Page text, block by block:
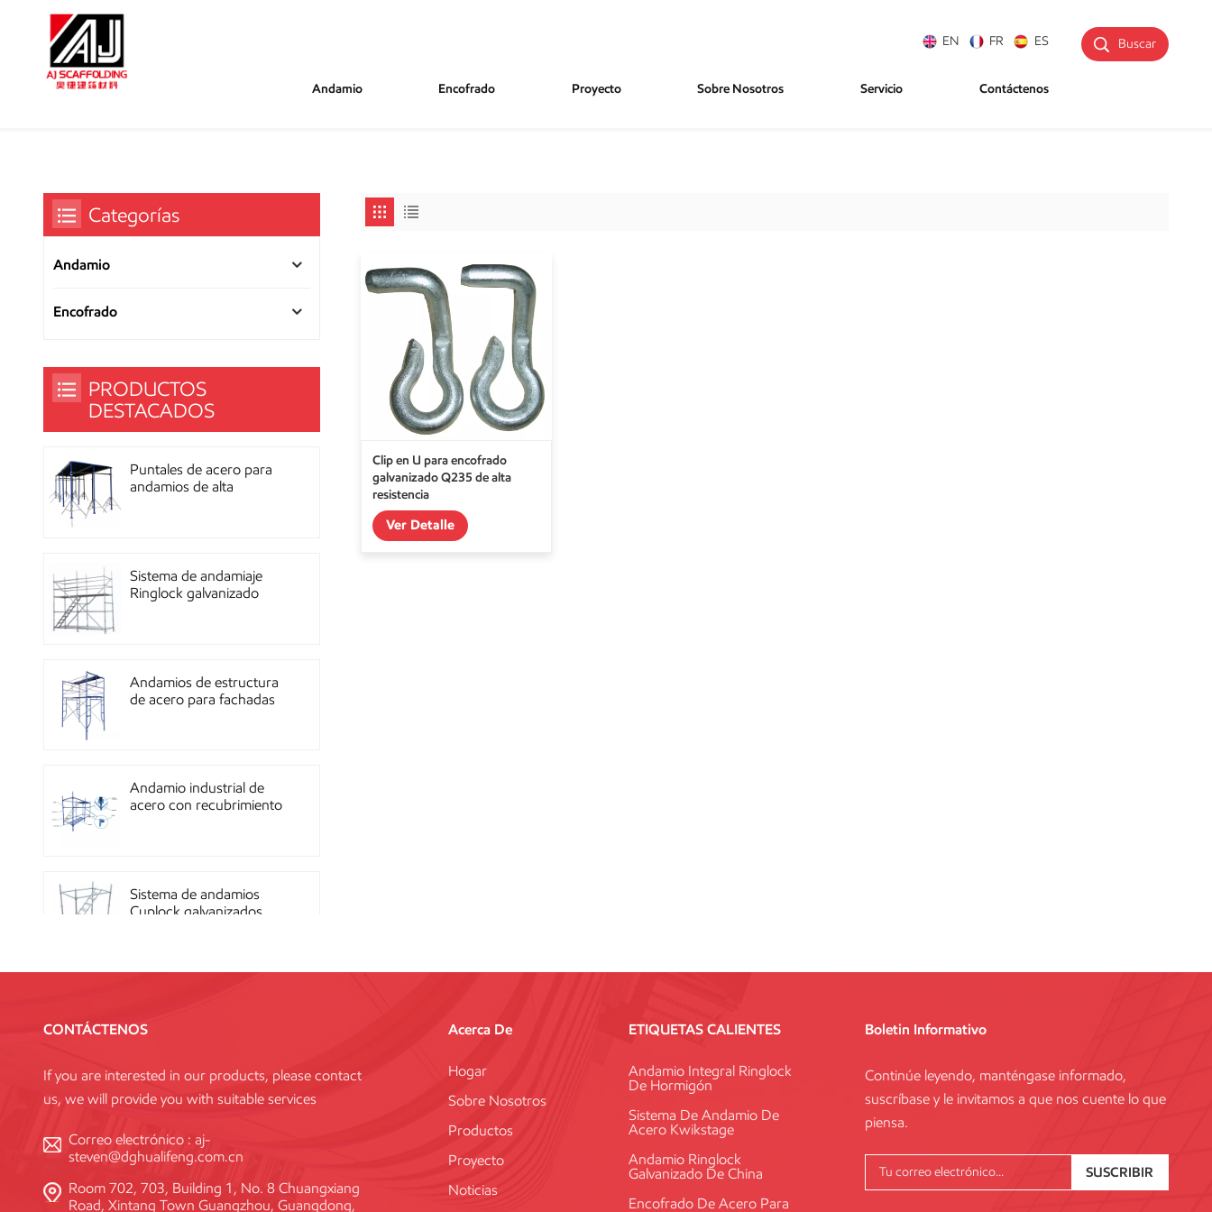
Buscar
EN FR ES
Andamio Encofrado Proyecto Sobre Nosotros Servicio Contáctenos
Clip en U para encofrado
galvanizado Q235 de alta
resistencia
Ver Detalle
Categorías
Andamio
Encofrado
PRODUCTOS
DESTACADOS
Puntales de acero para
andamios de alta
Sistema de andamiaje
Ringlock galvanizado
Andamios de estructura
de acero para fachadas
Andamio industrial de
acero con recubrimiento
Sistema de andamios
Cuplock galvanizados
en polvo para la
Andamio Layher Ring
resistencia Q345
estándar
CONTÁCTENOS
If you are interested in our products, please contact
us, we will provide you with suitable services
Correo electrónico : aj-
steven@dghualifeng.com.cn
Room 702, 703, Building 1, No. 8 Chuangxiang
Road, Xintang Town Guangzhou, Guangdong,
Acerca De
Hogar
Sobre Nosotros
Productos
Proyecto
Noticias
ETIQUETAS CALIENTES
Andamio Integral Ringlock
De Hormigón
Sistema De Andamio De
Acero Kwikstage
Andamio Ringlock
Galvanizado De China
Encofrado De Acero Para
Boletin Informativo
Continúe leyendo, manténgase informado,
suscríbase y le invitamos a que nos cuente lo que
piensa.
SUSCRIBIR